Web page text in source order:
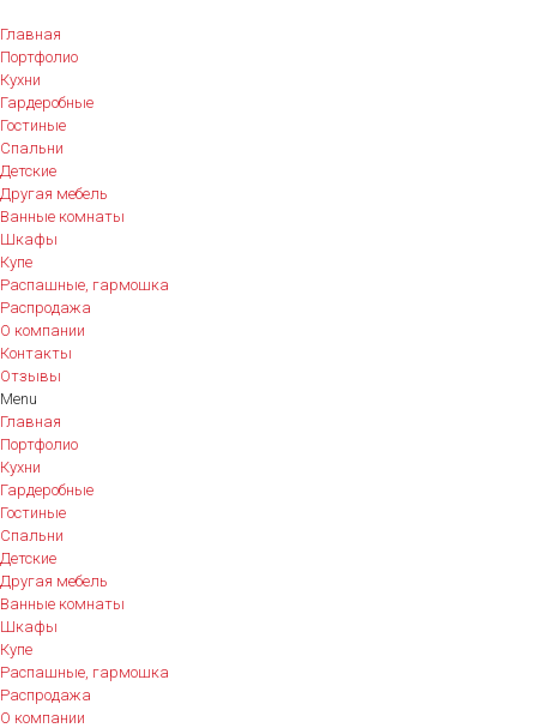
Главная
Портфолио
Кухни
Гардеробные
Гостиные
Спальни
Детские
Другая мебель
Ванные комнаты
Шкафы
Купе
Распашные, гармошка
Распродажа
О компании
Контакты
Отзывы
Menu
Главная
Портфолио
Кухни
Гардеробные
Гостиные
Спальни
Детские
Другая мебель
Ванные комнаты
Шкафы
Купе
Распашные, гармошка
Распродажа
О компании